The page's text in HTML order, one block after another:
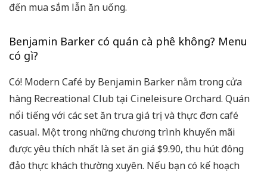
đến mua sắm lẫn ăn uống.
Benjamin Barker có quán cà phê không? Menu
có gì?
Có! Modern Café by Benjamin Barker nằm trong cửa
hàng Recreational Club tại Cineleisure Orchard. Quán
nổi tiếng với các set ăn trưa giá trị và thực đơn café
casual. Một trong những chương trình khuyến mãi
được yêu thích nhất là set ăn giá $9.90, thu hút đông
đảo thực khách thường xuyên. Nếu bạn có kế hoạch